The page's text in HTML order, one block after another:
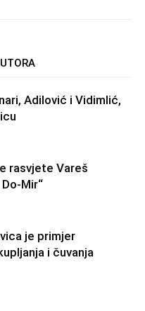
Adilović i Vidimlić,
rasvjete Vareš
Mir“
je primjer
i čuvanja